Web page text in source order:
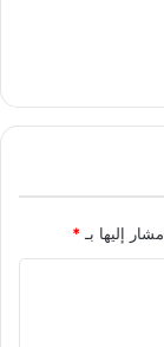
إليها بـ *